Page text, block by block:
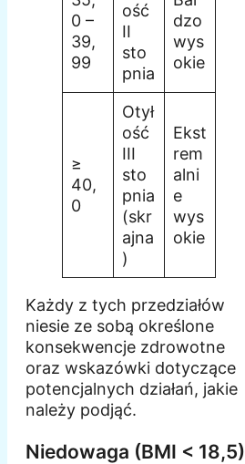
0 –
39,
99
ość
II
sto
pnia
dzo
wys
okie
≥
40,
0
Otył
ość
III
sto
pnia
(skr
ajna
)
Ekst
rem
alni
e
wys
okie
Każdy z tych przedziałów
niesie ze sobą określone
konsekwencje zdrowotne
oraz wskazówki dotyczące
potencjalnych działań, jakie
należy podjąć.
Niedowaga (BMI < 18,5)